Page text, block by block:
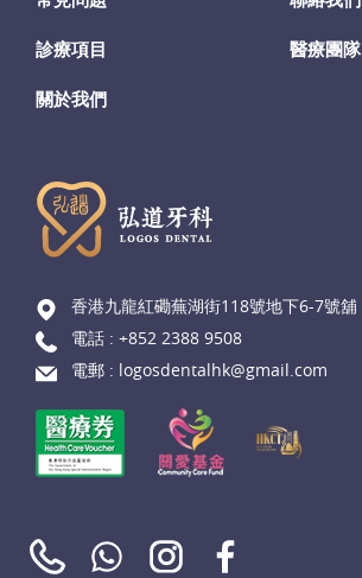
診療項目 醫療團隊
關於我們
香港九龍紅磡蕪湖街118號地下6-7號舖
電話 : +852 2388 9508
電郵 : logosdentalhk@gmail.com